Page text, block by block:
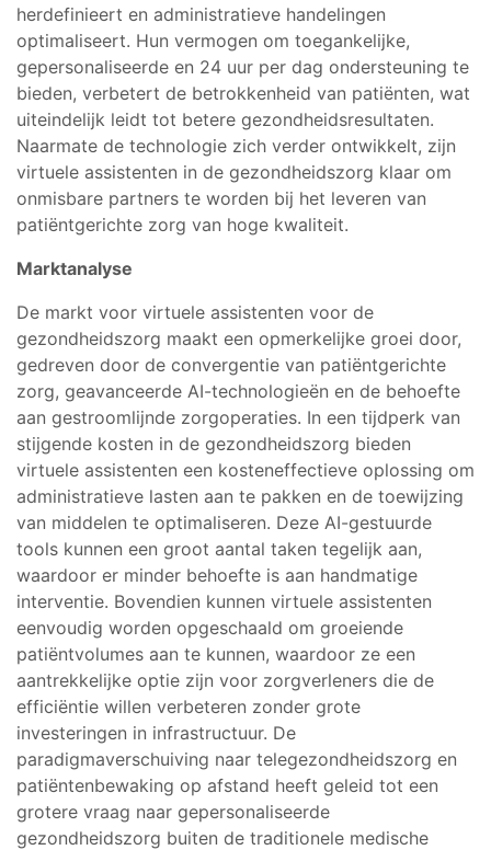
herdefinieert en administratieve handelingen
optimaliseert. Hun vermogen om toegankelijke,
gepersonaliseerde en 24 uur per dag ondersteuning te
bieden, verbetert de betrokkenheid van patiënten, wat
uiteindelijk leidt tot betere gezondheidsresultaten.
Naarmate de technologie zich verder ontwikkelt, zijn
virtuele assistenten in de gezondheidszorg klaar om
onmisbare partners te worden bij het leveren van
patiëntgerichte zorg van hoge kwaliteit.
Marktanalyse
De markt voor virtuele assistenten voor de
gezondheidszorg maakt een opmerkelijke groei door,
gedreven door de convergentie van patiëntgerichte
zorg, geavanceerde AI-technologieën en de behoefte
aan gestroomlijnde zorgoperaties. In een tijdperk van
stijgende kosten in de gezondheidszorg bieden
virtuele assistenten een kosteneffectieve oplossing om
administratieve lasten aan te pakken en de toewijzing
van middelen te optimaliseren. Deze AI-gestuurde
tools kunnen een groot aantal taken tegelijk aan,
waardoor er minder behoefte is aan handmatige
interventie. Bovendien kunnen virtuele assistenten
eenvoudig worden opgeschaald om groeiende
patiëntvolumes aan te kunnen, waardoor ze een
aantrekkelijke optie zijn voor zorgverleners die de
efficiëntie willen verbeteren zonder grote
investeringen in infrastructuur. De
paradigmaverschuiving naar telegezondheidszorg en
patiëntenbewaking op afstand heeft geleid tot een
grotere vraag naar gepersonaliseerde
gezondheidszorg buiten de traditionele medische